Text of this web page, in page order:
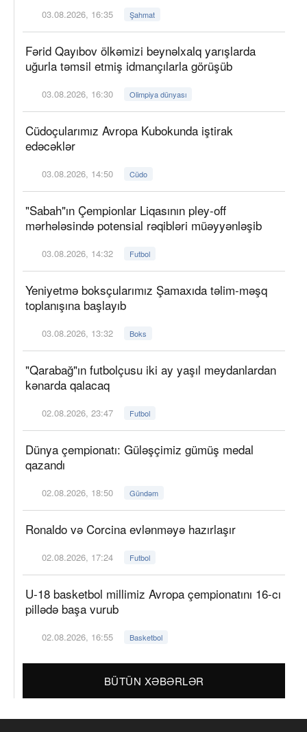
03.08.2026, 16:35 Şahmat
Fərid Qayıbov ölkəmizi beynəlxalq yarışlarda
uğurla təmsil etmiş idmançılarla görüşüb
03.08.2026, 16:30 Olimpiya dünyası
Cüdoçularımız Avropa Kubokunda iştirak
edəcəklər
03.08.2026, 14:50 Cüdo
"Sabah"ın Çempionlar Liqasının pley-off
mərhələsində potensial rəqibləri müəyyənləşib
03.08.2026, 14:32 Futbol
Yeniyetmə boksçularımız Şamaxıda təlim-məşq
toplanışına başlayıb
03.08.2026, 13:32 Boks
"Qarabağ"ın futbolçusu iki ay yaşıl meydanlardan
kənarda qalacaq
02.08.2026, 23:47 Futbol
Dünya çempionatı: Güləşçimiz gümüş medal
qazandı
02.08.2026, 18:50 Gündəm
Ronaldo və Corcina evlənməyə hazırlaşır
02.08.2026, 17:24 Futbol
U-18 basketbol millimiz Avropa çempionatını 16-cı
pillədə başa vurub
02.08.2026, 16:55 Basketbol
BÜTÜN XƏBƏRLƏR